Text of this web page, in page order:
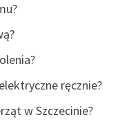
ręcznie?
w Szczecinie?